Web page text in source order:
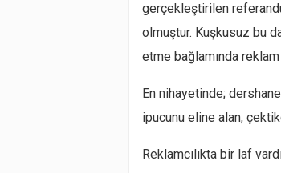
gerçekleştirilen
olmuştur. Kuşkusuz bu
etme bağlamında
En nihayetinde;
ipucunu eline alan,
Reklamcılıkta bir laf